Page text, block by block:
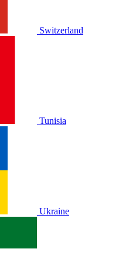
Switzerland
Tunisia
Ukraine